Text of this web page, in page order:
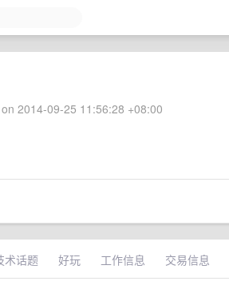
2014-09-25 11:56:28 +08:00
术话题 好玩 工作信息 交易信息